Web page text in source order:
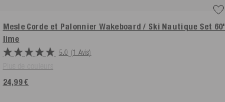
Mesle Corde et Palonnier Wakeboard / Ski Nautique Set 60'
lime
5.0 (1 Avis)
24,99 €